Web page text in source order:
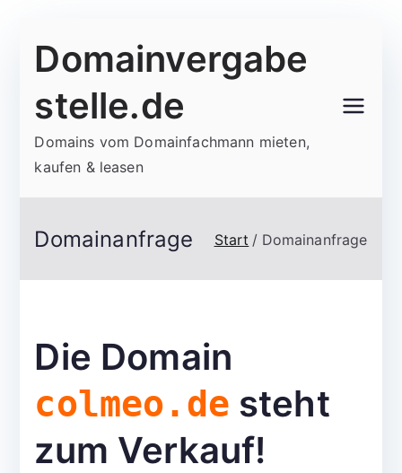
Inhalt
Domainvergabe
stelle.de
Domains vom Domainfachmann mieten,
kaufen & leasen
Domainanfrage Start Domainanfrage
Die Domain
colmeo.de steht
zum Verkauf!